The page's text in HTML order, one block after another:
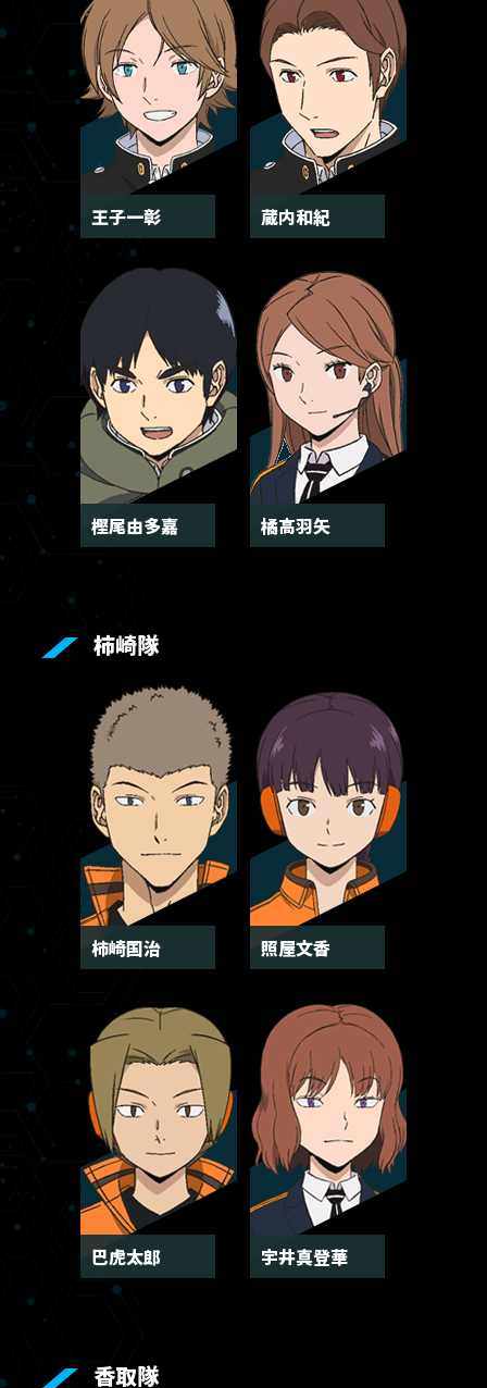
CAST/STAFF
キャスト/スタッフ
MOVIE ムービー
GOODS グッズ
EPISODE あらすじ
Blu-ray/DVD
MUSIC
音楽情報
王子一彰 蔵内和紀
樫尾由多嘉 橘高羽矢
柿崎隊
柿崎国治 照屋文香
巴虎太郎 宇井真登華
香取隊